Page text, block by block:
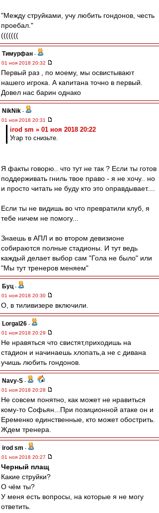
"Между струйками, учу любить гондонов, честь
проебал."
(((((((
Тимурфан -
01 ноя 2018 20:32
Первый раз , по моему, мы освистывают
нашего игрока. А капитана точно в первый.
Довел нас барин однако
NikNik -
01 ноя 2018 20:31
irod sm » 01 ноя 2018 20:22
Угар то снизьте.
Я факты говорю.. что тут не так ? Если ты готов
поддерживать гниль твое право - я не хочу.. но
и просто читать не буду кто это оправдывает....
Если ты не видишь во что превратили клуб, я
тебе ничем не помогу...
Знаешь в АПЛ и во втором девизионе
собираются полные стадионы. И тут ведь
каждый делает выбор сам "Гола не было" или
"Мы тут тренеров меняем"
Буц -
01 ноя 2018 20:30
О, в тиливизере включили.
Lorgal26 -
01 ноя 2018 20:29
Не нравяться что свистят,приходишь на
стадион и начинаешь хлопать,а не с дивана
учишь любить гондонов.
Navy-S -
01 ноя 2018 20:28
Не совсем понятно, как может не нравиться
кому-то Софьян...При позиционной атаке он и
Еременко единственные, кто может обострить.
Ждем тренера.
irod sm -
01 ноя 2018 20:27
Черный плащ
Какие струйки?
О чём ты?
У меня есть вопросы, на которые я не могу
ответить.